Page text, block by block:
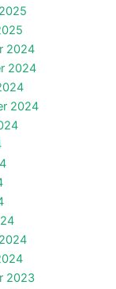
2024
2024
2024
2023